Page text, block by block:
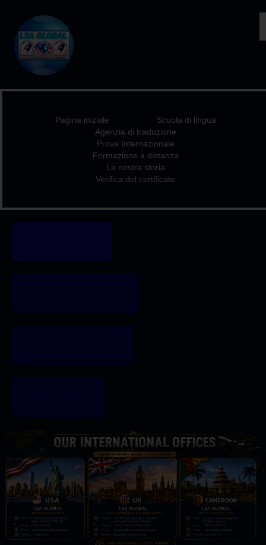
Pagina iniziale
Scuola di lingua
Agenzia di traduzione
Prova Internazionale
Formazione a distanza
La nostra storia
Verifica del certificato
PAGINA INIZIALE
SCUOLA DI LINGUA
TRADUZIONE
INTERNAZIONALE
FORMAZIONE A